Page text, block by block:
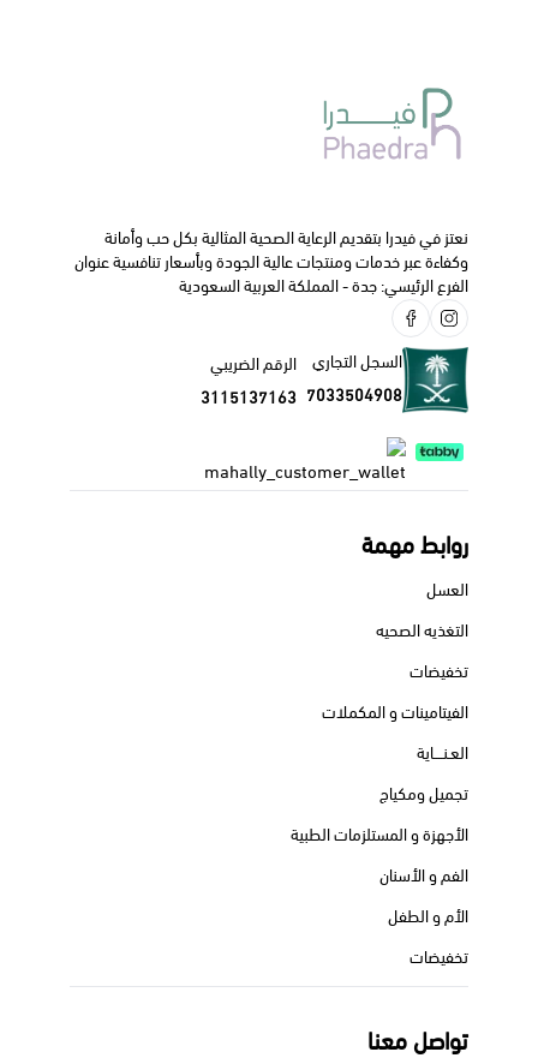
إحتقان الأنف و انسداده كما في حالات البرد .
في علاج الجيوب الأنفية.
في علاج تهيج الأنف المتكرر و الرشح كما في حالات حمى القش.
الجرعة و كيفية الاستعمال:
يستخدم البخاخ و أنت جالس في الوضع العمودي و تقوم بالضغط
مرات في اليوم .
الآثار الجانبية:
قد يسبب جفاف في مجرى الأنف و الفم لذلك تناول المزيد من
السوائل .
قد يسبب في نزيف الأنف.
ننصحك دائما باستشارة الطبيب أو الصيدلي قبل البدء في
نعتز في فيدرا بتقديم الرعاية الصحية المثالية بكل حب وأمانة
وكفاءة عبر خدمات ومنتجات عالية الجودة وبأسعار تنافسية عنوان
الفرع الرئيسي: جدة - المملكة العربية السعودية
السجل التجاري
7033504908
الرقم الضريبي
3115137163
روابط مهمة
العسل
التغذيه الصحيه
تخفيضات
الفيتامينات و المكملات
العـنــــاية
تجميل ومكياج
الأجهزة و المستلزمات الطبية
الفم و الأسنان
الأم و الطفل
تخفيضات
تواصل معنا